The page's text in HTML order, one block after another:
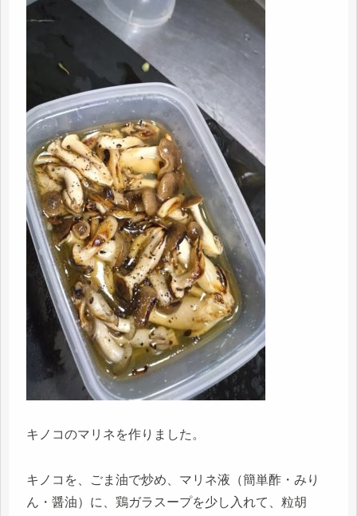
キノコのマリネを作りました。
キノコを、ごま油で炒め、マリネ液（簡単酢・みり
ん・醤油）に、鶏ガラスープを少し入れて、粒胡